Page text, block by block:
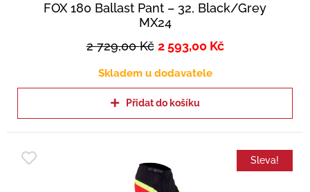
FOX 180 Ballast Pant – 32, Black/Grey
MX24
2 729,00Kč 2 593,00 Kč
Skladem u dodavatele
Přidat do košíku
Sleva!